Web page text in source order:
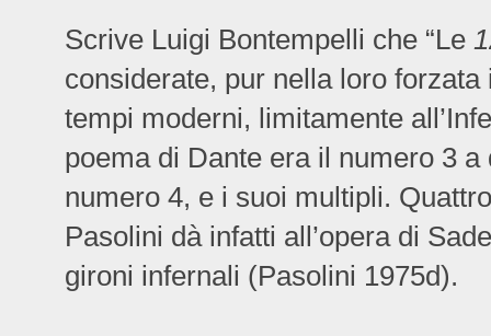
Scrive Luigi Bontempelli che “Le
considerate, pur nella loro
tempi moderni, limitamente
poema di Dante era il numero 3
numero 4, e i suoi multipli.
Pasolini dà infatti all’opera di
gironi infernali (Pasolini 1975d).